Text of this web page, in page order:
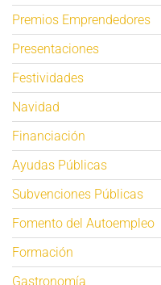
Premios Emprendedores
Presentaciones
Festividades
Navidad
Financiación
Ayudas Públicas
Subvenciones Públicas
Fomento del Autoempleo
Formación
Gastronomía